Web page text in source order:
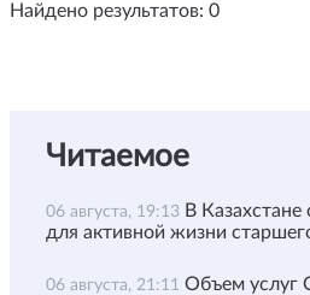
Найдено результатов: 0
Читаемое
06 августа, 19:13 В
для активной жизни
06 августа, 21:11 Объем услуг